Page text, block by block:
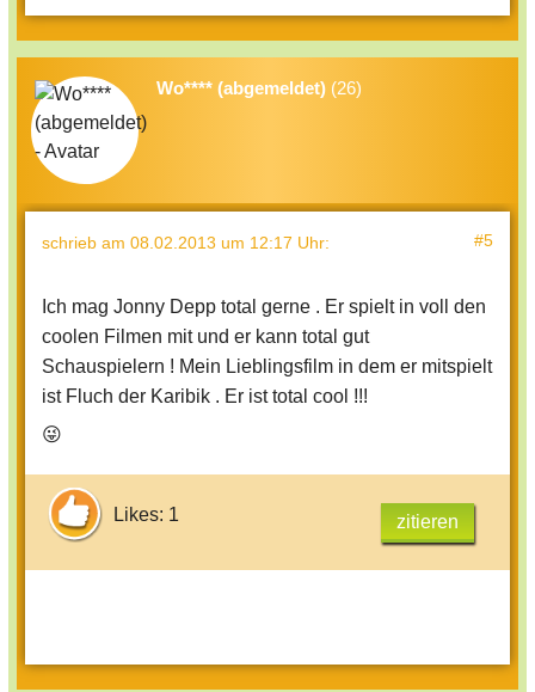
Wo**** (abgemeldet) (26)
schrieb am 08.02.2013 um 12:17 Uhr: #5
Ich mag Jonny Depp total gerne . Er spielt in voll den
coolen Filmen mit und er kann total gut
Schauspielern ! Mein Lieblingsfilm in dem er mitspielt
ist Fluch der Karibik . Er ist total cool !!!
😜
Likes: 1 zitieren